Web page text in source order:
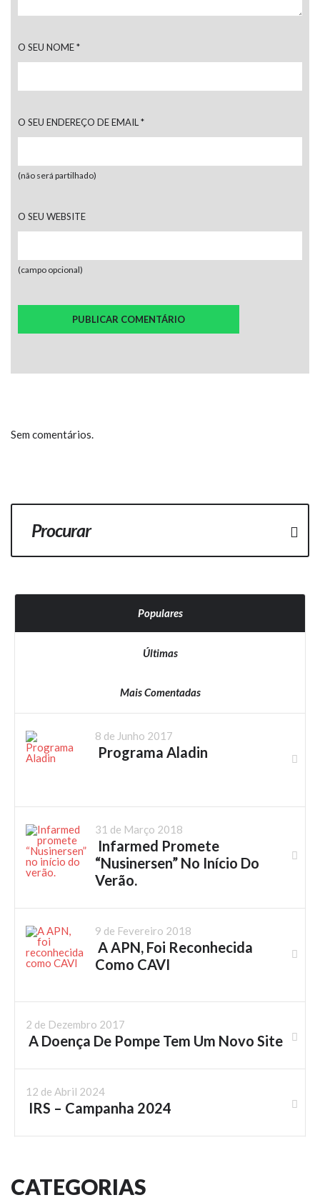
O SEU NOME*
O SEU ENDEREÇO DE EMAIL *
(não será partilhado)
O SEU WEBSITE
(campo opcional)
Sem comentários.
Populares
Últimas
Mais Comentadas
8 de Junho 2017
Programa Aladin
31 de Março 2018
Infarmed Promete
“Nusinersen” No Início Do
Verão.
9 de Fevereiro 2018
A APN, Foi Reconhecida
Como CAVI
2 de Dezembro 2017
A Doença De Pompe Tem Um Novo Site
12 de Abril 2024
IRS – Campanha 2024
CATEGORIAS